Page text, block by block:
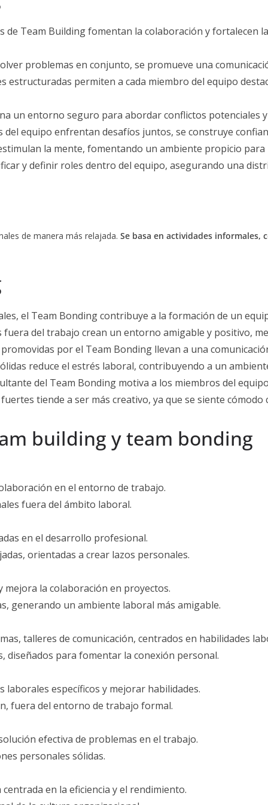
de Team Building fomentan la colaboración y fortalecen
problemas en conjunto, se promueve una
estructuradas permiten a cada miembro del equipo
un entorno seguro para abordar conflictos potenciales
del equipo enfrentan desafíos juntos, se construye
la mente, fomentando un ambiente propicio
y definir roles dentro del equipo, asegurando una
de manera más relajada. Se basa en actividades informales,
el Team Bonding contribuye a la formación de un
del trabajo crean un entorno amigable y positivo,
por el Team Bonding llevan a una
reduce el estrés laboral, contribuyendo a un
del Team Bonding motiva a los miembros del
tiende a ser más creativo, ya que se siente
building y team bonding
en el entorno de trabajo.
fuera del ámbito laboral.
en el desarrollo profesional.
orientadas a crear lazos personales.
la colaboración en proyectos.
generando un ambiente laboral más amigable.
talleres de comunicación, centrados en habilidades
diseñados para fomentar la conexión personal.
específicos y mejorar habilidades.
fuera del entorno de trabajo formal.
efectiva de problemas en el trabajo.
personales sólidas.
en la eficiencia y el rendimiento.